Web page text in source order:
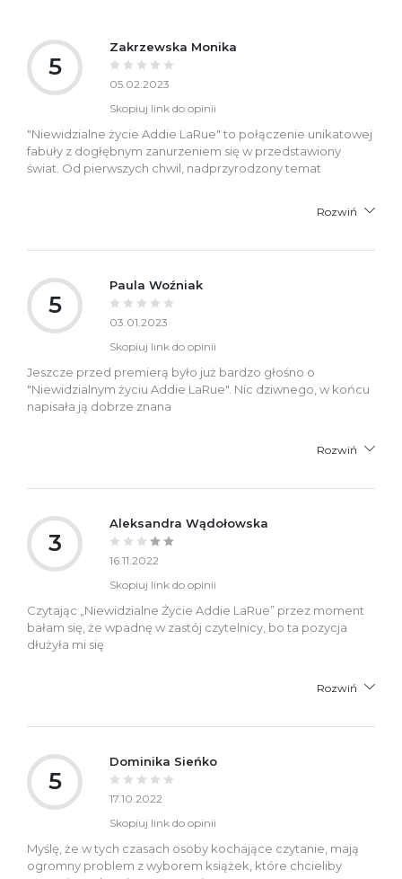
5
Zakrzewska Monika
05.02.2023
Skopiuj link do opinii
"Niewidzialne życie Addie LaRue" to połączenie unikatowej
fabuły z dogłębnym zanurzeniem się w przedstawiony
świat. Od pierwszych chwil, nadprzyrodzony temat
Rozwiń
5
Paula Woźniak
03.01.2023
Skopiuj link do opinii
Jeszcze przed premierą było już bardzo głośno o
"Niewidzialnym życiu Addie LaRue". Nic dziwnego, w końcu
napisała ją dobrze znana
Rozwiń
3
Aleksandra Wądołowska
16.11.2022
Skopiuj link do opinii
Czytając „Niewidzialne Życie Addie LaRue” przez moment
bałam się, że wpadnę w zastój czytelnicy, bo ta pozycja
dłużyła mi się
Rozwiń
5
Dominika Sieńko
17.10.2022
Skopiuj link do opinii
Myślę, że w tych czasach osoby kochające czytanie, mają
ogromny problem z wyborem książek, które chcieliby